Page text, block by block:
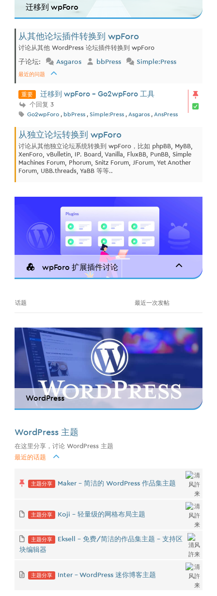
迁移到 wpForo
从其他论坛插件转换到 wpForo
讨论从其他 WordPress 论坛插件转换到 wpForo
子论坛: Asgaros bbPress Simple:Press
最近的问题
重要 迁移到 wpForo - Go2wpForo 工具
个回复 3
Go2wpForo , bbPress , Simple:Press , Asgaros , AnsPress
从独立论坛转换到 wpForo
讨论从其他独立论坛系统转换到 wpForo，比如 phpBB, MyBB,
XenForo, vBulletin, IP. Board, Vanilla, FluxBB, PunBB, Simple
Machines Forum, Phorum, Snitz Forum, JForum, Yet Another
Forum, UBB.threads, YaBB 等等..
wpForo 扩展插件讨论
话题 最近一次发帖
WordPress
WordPress 主题
在这里分享，讨论 WordPress 主题
最近的话题
主题分享 Maker - 简洁的 WordPress 作品集主题
主题分享 Koji - 轻量级的网格布局主题
主题分享
Eksell - 免费/简洁的作品集主题 - 支持区
块编辑器
主题分享 Inter - WordPress 迷你博客主题